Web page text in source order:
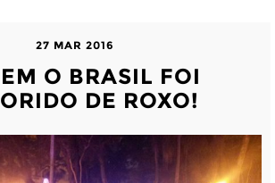
27 MAR 2016
O BRASIL FOI
DE ROXO!